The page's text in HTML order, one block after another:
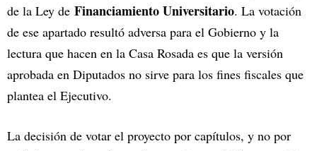
de la Ley de Financiamiento Universitario. La votación
de ese apartado resultó adversa para el Gobierno y la
lectura que hacen en la Casa Rosada es que la versión
aprobada en Diputados no sirve para los fines fiscales que
plantea el Ejecutivo.
La decisión de votar el proyecto por capítulos, y no por